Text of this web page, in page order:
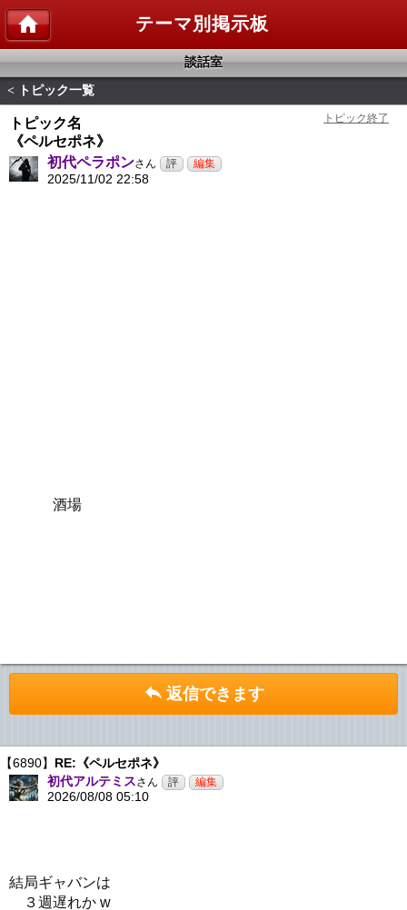
テーマ別掲示板
談話室
< トピック一覧
トピック名
《ペルセポネ》
初代ペラポンさん
2025/11/02 22:58
酒場
返信できます
【6890】 RE:《ペルセポネ》
初代アルテミスさん
2026/08/08 05:10
結局ギャバンは
３週遅れか w